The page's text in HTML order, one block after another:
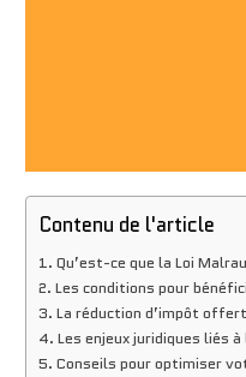
Contenu de l'article
Qu’est-ce que la Loi
Les conditions pour
La réduction d’impôt
Les enjeux juridiques liés
Conseils pour optimiser